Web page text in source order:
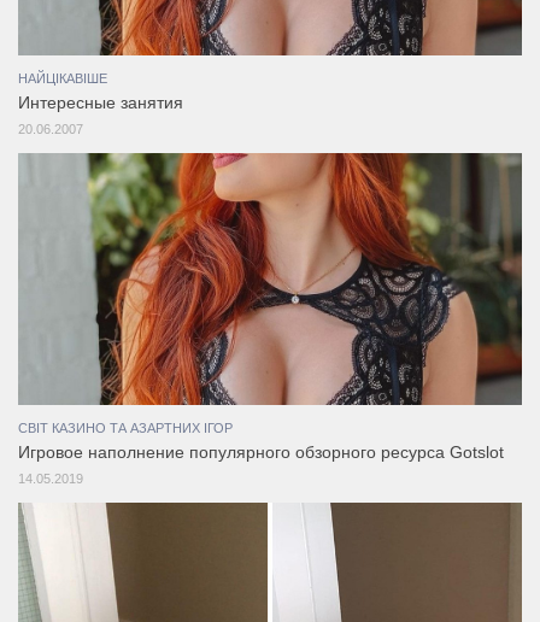
НАЙЦІКАВІШЕ
Интересные занятия
20.06.2007
СВІТ КАЗИНО ТА АЗАРТНИХ ІГОР
Игровое наполнение популярного обзорного ресурса Gotslot
14.05.2019